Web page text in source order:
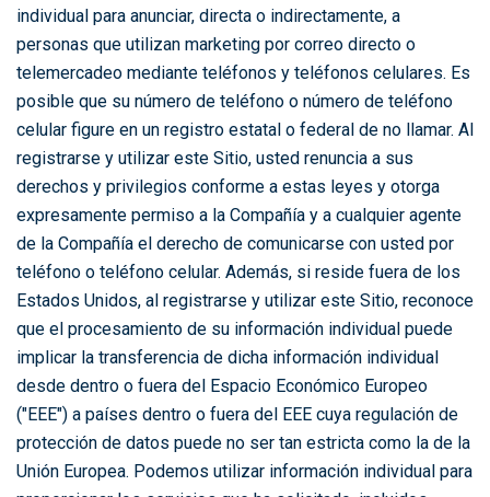
individual para anunciar, directa o indirectamente, a
personas que utilizan marketing por correo directo o
telemercadeo mediante teléfonos y teléfonos celulares. Es
posible que su número de teléfono o número de teléfono
celular figure en un registro estatal o federal de no llamar. Al
registrarse y utilizar este Sitio, usted renuncia a sus
derechos y privilegios conforme a estas leyes y otorga
expresamente permiso a la Compañía y a cualquier agente
de la Compañía el derecho de comunicarse con usted por
teléfono o teléfono celular. Además, si reside fuera de los
Estados Unidos, al registrarse y utilizar este Sitio, reconoce
que el procesamiento de su información individual puede
implicar la transferencia de dicha información individual
desde dentro o fuera del Espacio Económico Europeo
("EEE") a países dentro o fuera del EEE cuya regulación de
protección de datos puede no ser tan estricta como la de la
Unión Europea. Podemos utilizar información individual para